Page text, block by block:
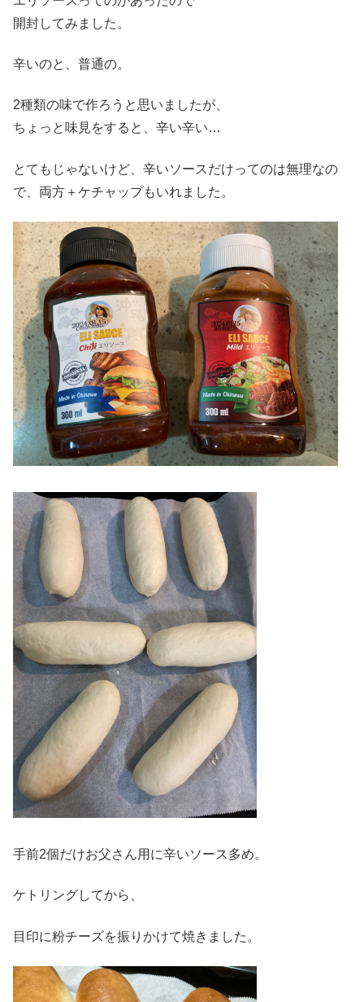
開封してみました。
辛いのと、普通の。
2種類の味で作ろうと思いましたが、
ちょっと味見をすると、辛い辛い…
とてもじゃないけど、辛いソースだけってのは無理なの
で、両方＋ケチャップもいれました。
手前2個だけお父さん用に辛いソース多め。
ケトリングしてから、
目印に粉チーズを振りかけて焼きました。